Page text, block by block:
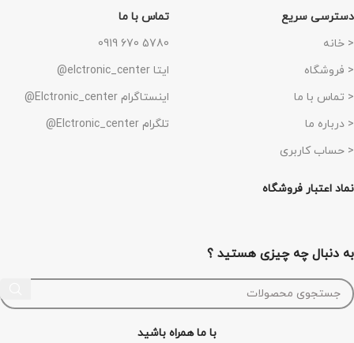
دسترسی سریع
< خانه
< فروشگاه
< تماس با ما
< درباره ما
< حساب کاربری
تماس با ما
5780 670 0919
ایتا elctronic_center@
اینستاگرام Elctronic_center@
تلگرام Elctronic_center@
نماد اعتبار فروشگاه
به دنبال چه چیزی هستید ؟
با ما همراه باشید